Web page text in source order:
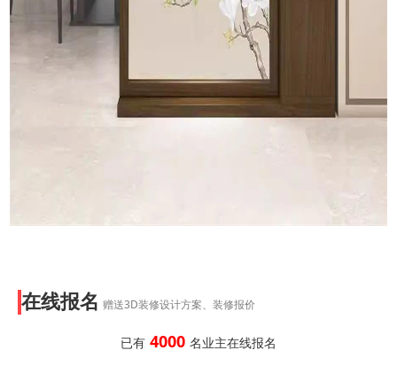
在线报名 赠送3D装修设计方案、装修报价
已有 4000 名业主在线报名